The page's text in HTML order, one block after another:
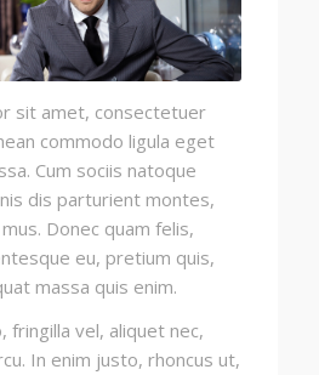
sit amet, consectetuer
commodo ligula eget
Cum sociis natoque
dis parturient montes,
Donec quam felis,
eu, pretium quis,
massa quis enim.
fringilla vel, aliquet nec,
In enim justo, rhoncus ut,